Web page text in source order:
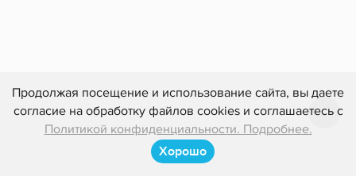
Продолжая посещение и использование сайта, вы даете
согласие на обработку файлов cookies и соглашаетесь с
Политикой конфиденциальности. Подробнее.
Хорошо